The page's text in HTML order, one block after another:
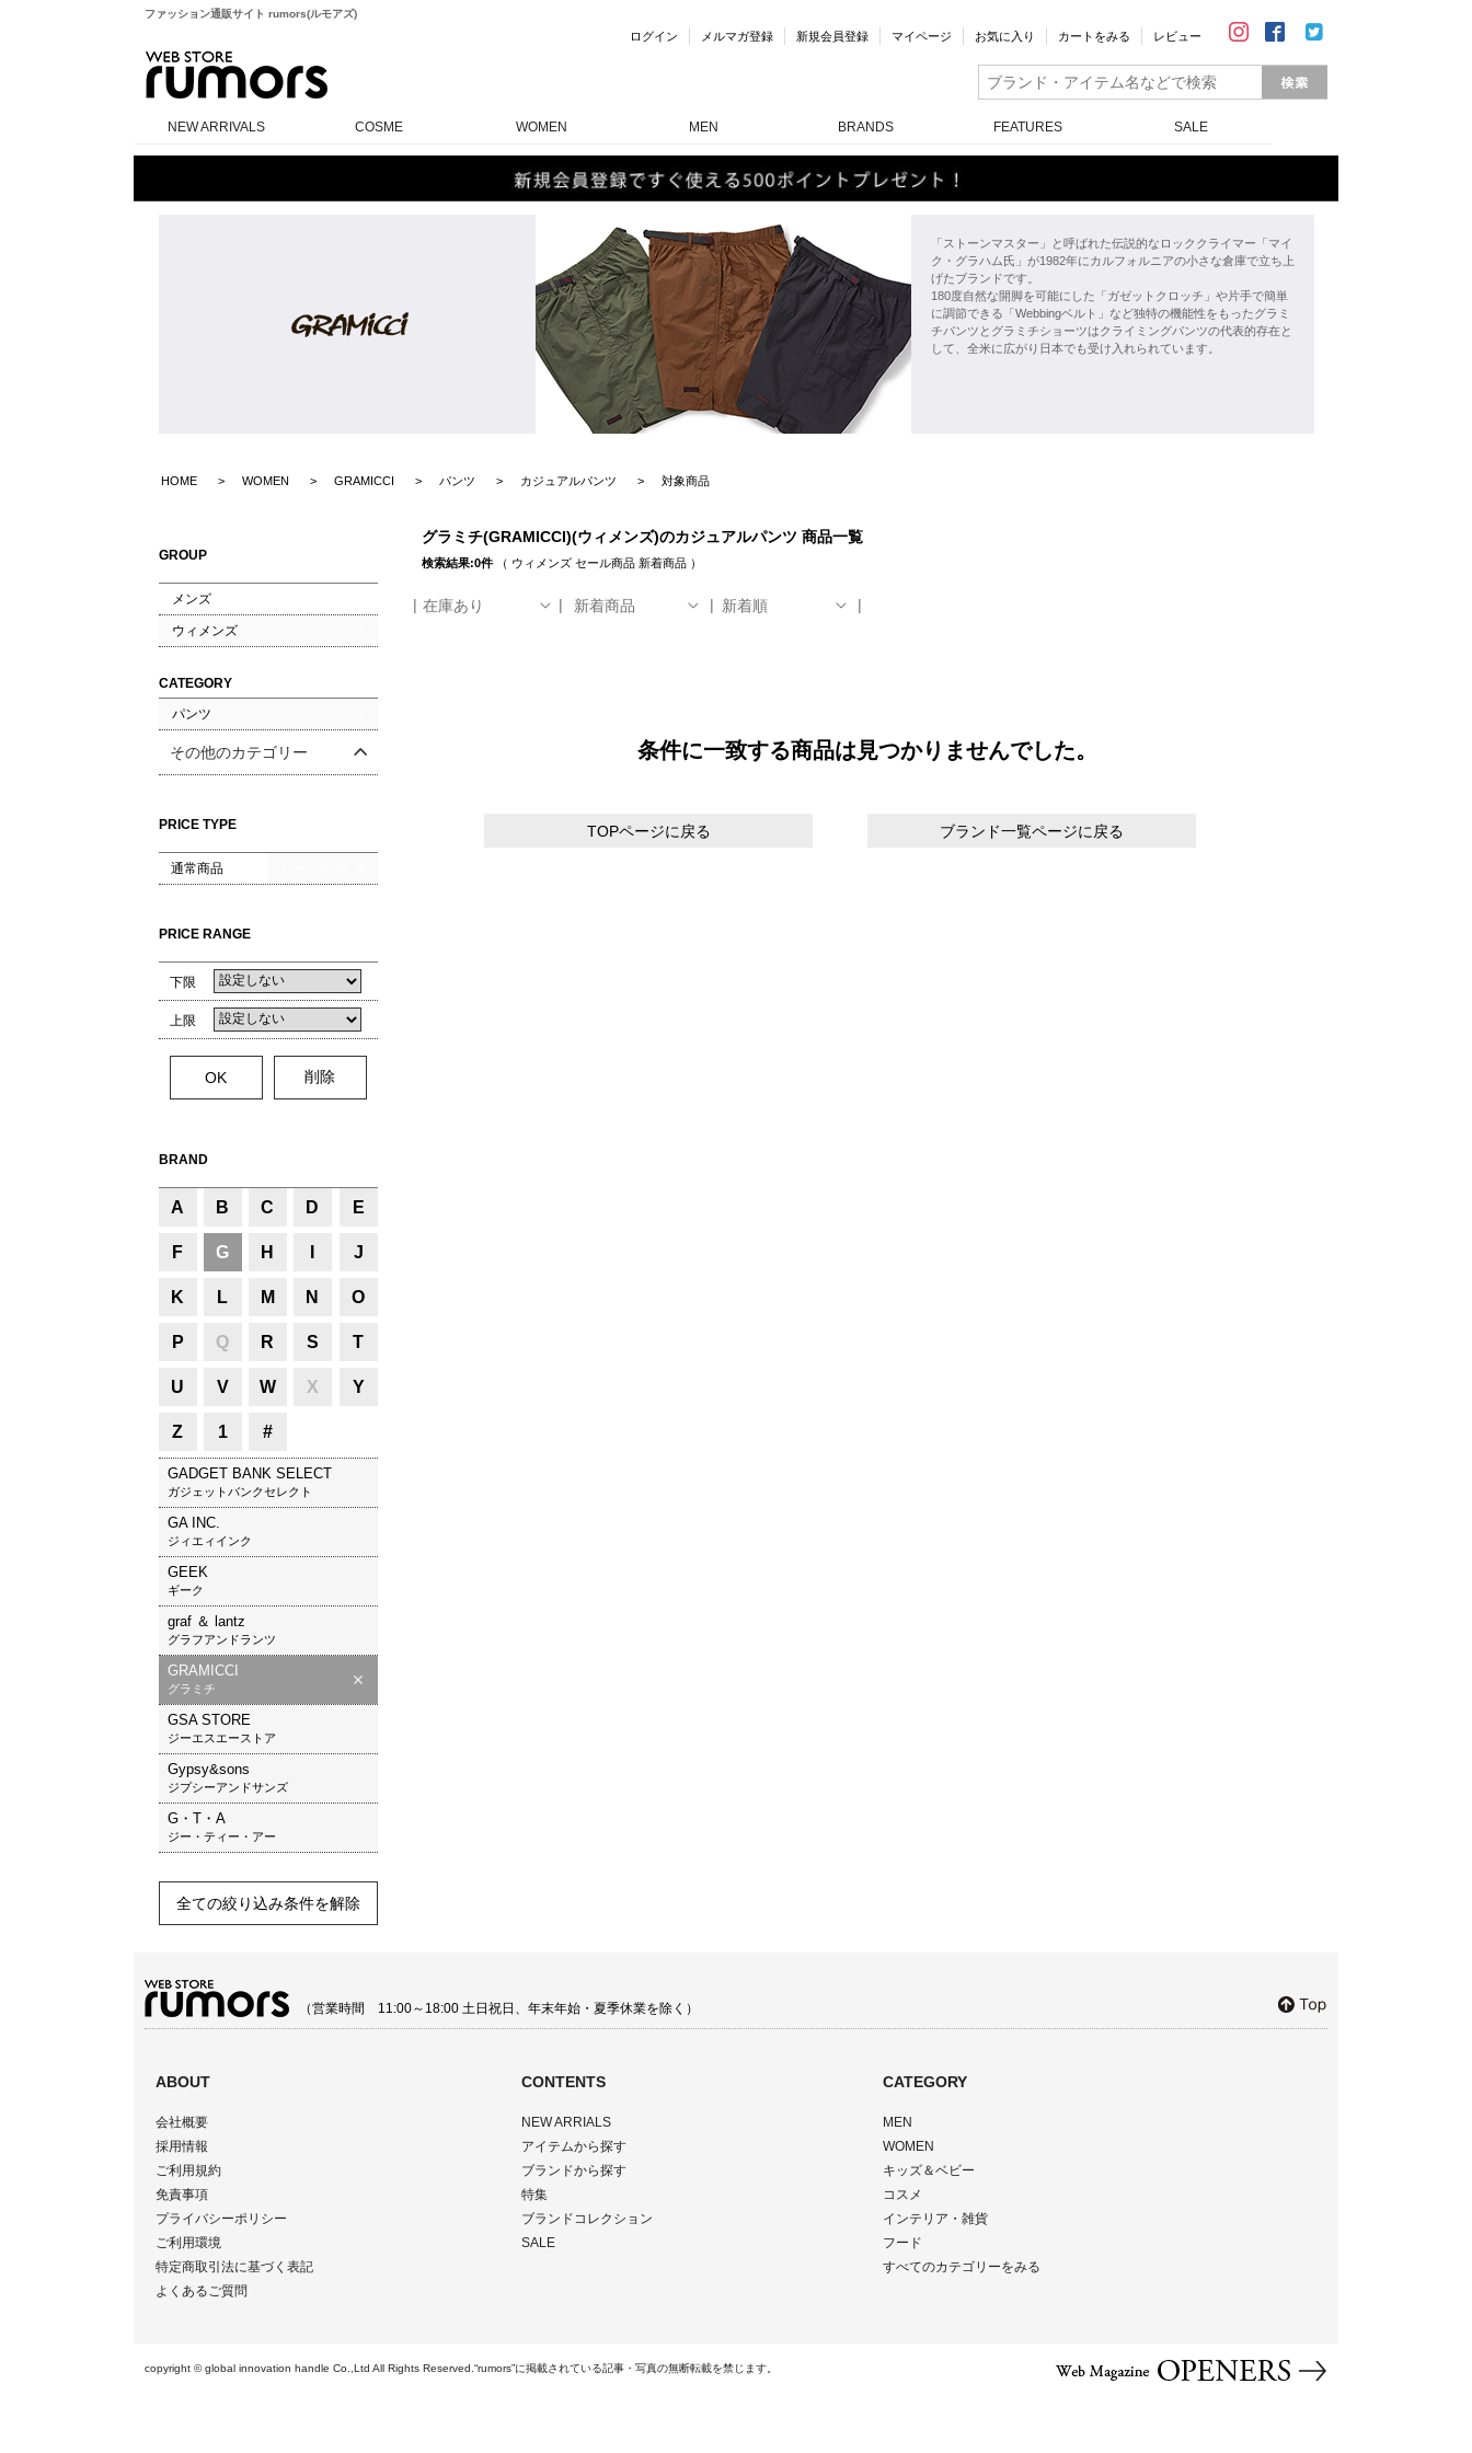
ファッション通販サイト rumors(ルモアズ)
ログイン メルマガ登録 新規会員登録 マイページ お気に入り カートをみる レビュー
NEW ARRIVALS COSME WOMEN MEN BRANDS FEATURES SALE
「ストーンマスター」と呼ばれた伝説的なロッククライマー「マイ
ク・グラハム氏」が1982年にカルフォルニアの小さな倉庫で立ち上
げたブランドです。
180度自然な開脚を可能にした「ガゼットクロッチ」や片手で簡単
に調節できる「Webbingベルト」など独特の機能性をもったグラミ
チパンツとグラミチショーツはクライミングパンツの代表的存在と
して、全米に広がり日本でも受け入れられています。
HOME WOMEN GRAMICCI パンツ カジュアルパンツ 対象商品
GROUP
メンズ
ウィメンズ
CATEGORY
パンツ
その他のカテゴリー
PRICE TYPE
通常商品
PRICE RANGE
下限
上限
BRAND
A B C D E
F G H J
K L M N O
P Q R S T
U V W X Y
Z 1 #
GADGET BANK SELECT
ガジェットバンクセレクト
GA INC.
ジィエィインク
GEEK
ギーク
graf ＆ lantz
グラフアンドランツ
GRAMICCI
グラミチ
GSA STORE
ジーエスエーストア
Gypsy&sons
ジプシーアンドサンズ
G・T・A
ジー・ティー・アー
全ての絞り込み条件を解除
グラミチ(GRAMICCI)(ウィメンズ)のカジュアルパンツ 商品一覧
検索結果:0件（ ウィメンズ セール商品 新着商品）
在庫あり 新着商品 新着順
条件に一致する商品は見つかりませんでした。
TOPページに戻る ブランド一覧ページに戻る
（営業時間 11:00～18:00 土日祝日、年末年始・夏季休業を除く）
ABOUT
会社概要
採用情報
ご利用規約
免責事項
プライバシーポリシー
ご利用環境
特定商取引法に基づく表記
よくあるご質問
CONTENTS
NEW ARRIALS
アイテムから探す
ブランドから探す
特集
ブランドコレクション
SALE
CATEGORY
MEN
WOMEN
キッズ＆ベビー
コスメ
インテリア・雑貨
フード
すべてのカテゴリーをみる
copyright © global innovation handle Co.,Ltd All Rights Reserved.“rumors”に掲載されている記事・写真の無断転載を禁じます。